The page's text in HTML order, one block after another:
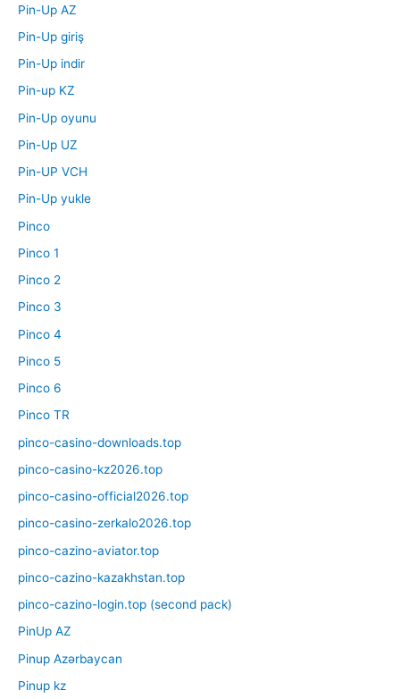
Pin-Up AZ
Pin-Up giriş
Pin-Up indir
Pin-up KZ
Pin-Up oyunu
Pin-Up UZ
Pin-UP VCH
Pin-Up yukle
Pinco
Pinco 1
Pinco 2
Pinco 3
Pinco 4
Pinco 5
Pinco 6
Pinco TR
pinco-casino-downloads.top
pinco-casino-kz2026.top
pinco-casino-official2026.top
pinco-casino-zerkalo2026.top
pinco-cazino-aviator.top
pinco-cazino-kazakhstan.top
pinco-cazino-login.top (second pack)
PinUp AZ
Pinup Azərbaycan
Pinup kz